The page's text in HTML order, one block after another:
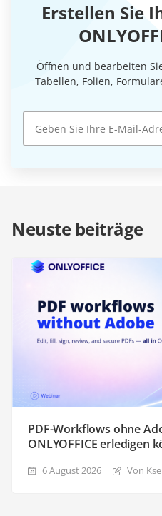
Erstellen Sie
Öffnen und bearbeiten
Tabellen, Folien,
Neuste beiträge
PDF-Workflows ohne
ONLYOFFICE erledigen
6 August 2026 Von